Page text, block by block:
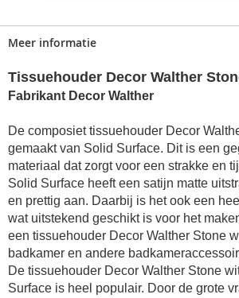
Meer informatie
Tissuehouder Decor Walther
Fabrikant Decor Walther
De composiet tissuehouder Decor
gemaakt van Solid Surface. Dit is een
materiaal dat zorgt voor een strakke en
Solid Surface heeft een satijn matte
en prettig aan. Daarbij is het ook een
wat uitstekend geschikt is voor het
een tissuehouder Decor Walther Stone
badkamer en andere
De tissuehouder Decor Walther Stone
Surface is heel populair. Door de grote